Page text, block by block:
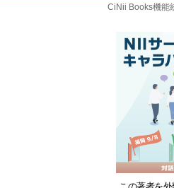
CiNii Books機能